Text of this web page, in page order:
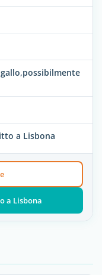
a Lisbona
a Lisbona